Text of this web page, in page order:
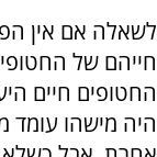
לשאלה אם אין
חייהם של
החטופים חיים
היה מישהו עומד